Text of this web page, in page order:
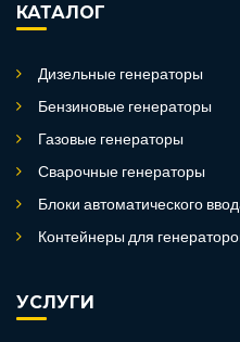
КАТАЛОГ
Дизельные генераторы
Бензиновые генераторы
Газовые генераторы
Сварочные генераторы
Блоки автоматического
Контейнеры для
УСЛУГИ